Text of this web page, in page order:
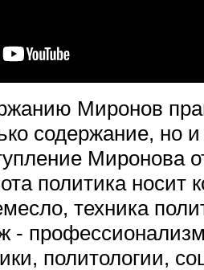
Миронов
содержание, но
Миронова
политика носит
техника
-
политологии,